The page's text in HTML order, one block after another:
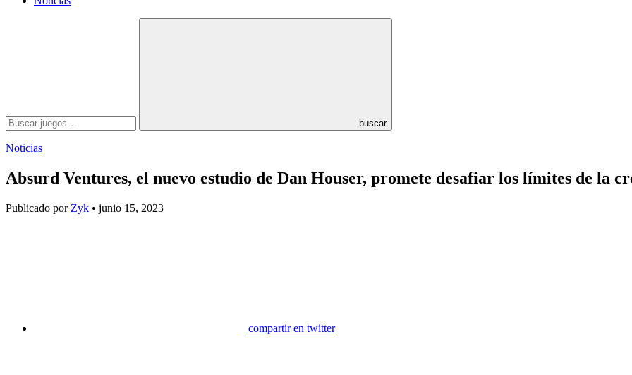
buscar
Noticias
Absurd Ventures, el nuevo estudio de Dan Houser, promete desafiar los límites de la
Publicado por Zyk • junio 15, 2023
compartir en twitter